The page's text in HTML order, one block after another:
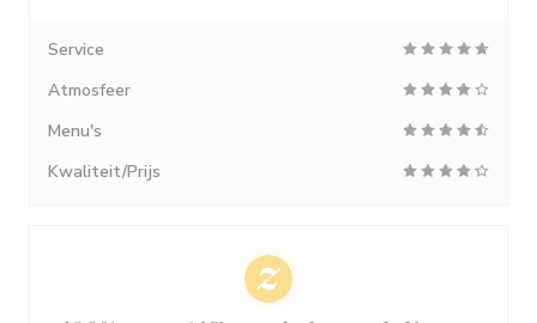
Service
Atmosfeer
Menu's
Kwaliteit/Prijs